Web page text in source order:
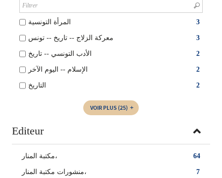
3 المرأة التونسية
3 معركة الزلاج -- تاريخ -- تونس
2 الأدب التونسي‏ -- ‏تاريخ
2 الإسلام -- اليوم الآخر
2 التاريخ
VOIR PLUS (25)
Editeur
64 مكتبة المنار،
7 منشورات مكتبة المنار،